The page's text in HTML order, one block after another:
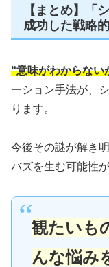
【まとめ】「
成功した戦略
“意味がわからない
ーション手法が、
ります。
今後その謎が解き
バズを生む可能性
観たいも
んな悩み